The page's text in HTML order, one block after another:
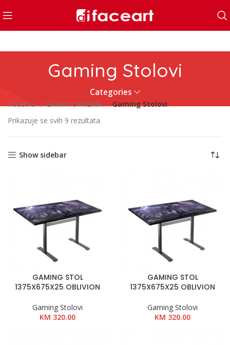
Gaming Stolovi
Categories
Početna GAMIN OPREMA
Gaming Stolovi
Prikazuje se svih 9 rezultata
Show sidebar
GAMING STOL
1375X675X25 OBLIVION
Gaming Stolovi
KM 320.00
GAMING STOL
1375X675X25 OBLIVION
Gaming Stolovi
KM 320.00